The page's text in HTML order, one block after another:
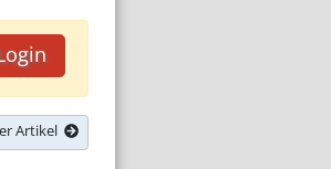
Artikel